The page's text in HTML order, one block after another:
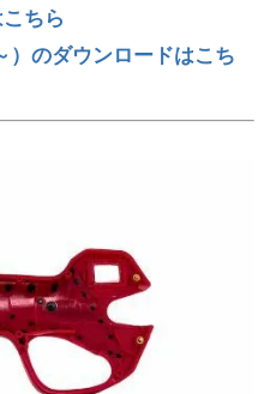
ちら
のダウンロードはこち